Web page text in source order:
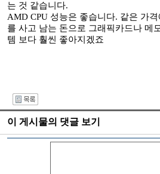
는 것 같습니다.
AMD CPU 성능은 좋습니다. 같은 가
를 사고 남는 돈으로 그래픽카드나 메
템 보다 훨씬 좋아지겠죠
이 게시물의 댓글 보기